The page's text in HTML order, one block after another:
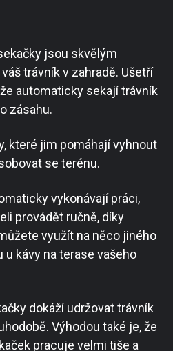
jsou skvělým
trávník v zahradě. Ušetří
automaticky sekají trávník
zásahu.
které jim pomáhají vyhnout
se terénu.
vykonávají práci,
provádět ručně, díky
využít na něco jiného
u kávy na terase vašeho
dokáží udržovat trávník
Výhodou také je, že
pracuje velmi tiše a